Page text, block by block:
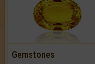
Gemstones